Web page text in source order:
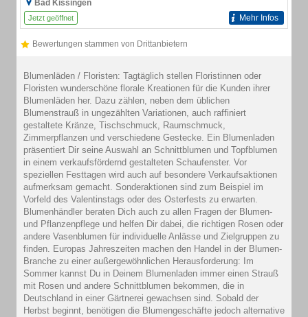
Bad Kissingen
Jetzt geöffnet Mehr Infos
Bewertungen stammen von Drittanbietern
Blumenläden / Floristen: Tagtäglich stellen Floristinnen oder
Floristen wunderschöne florale Kreationen für die Kunden ihrer
Blumenläden her. Dazu zählen, neben dem üblichen
Blumenstrauß in ungezählten Variationen, auch raffiniert
gestaltete Kränze, Tischschmuck, Raumschmuck,
Zimmerpflanzen und verschiedene Gestecke. Ein Blumenladen
präsentiert Dir seine Auswahl an Schnittblumen und Topfblumen
in einem verkaufsfördernd gestalteten Schaufenster. Vor
speziellen Festtagen wird auch auf besondere Verkaufsaktionen
aufmerksam gemacht. Sonderaktionen sind zum Beispiel im
Vorfeld des Valentinstags oder des Osterfests zu erwarten.
Blumenhändler beraten Dich auch zu allen Fragen der Blumen-
und Pflanzenpflege und helfen Dir dabei, die richtigen Rosen oder
andere Vasenblumen für individuelle Anlässe und Zielgruppen zu
finden. Europas Jahreszeiten machen den Handel in der Blumen-
Branche zu einer außergewöhnlichen Herausforderung: Im
Sommer kannst Du in Deinem Blumenladen immer einen Strauß
mit Rosen und andere Schnittblumen bekommen, die in
Deutschland in einer Gärtnerei gewachsen sind. Sobald der
Herbst beginnt, benötigen die Blumengeschäfte jedoch alternative